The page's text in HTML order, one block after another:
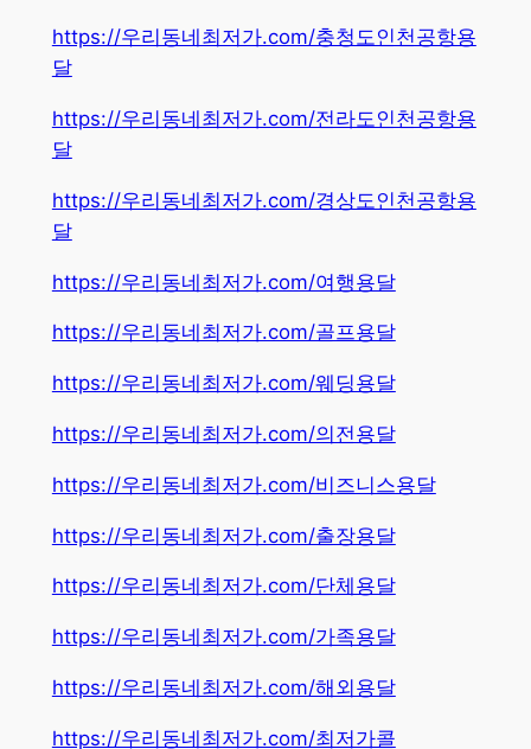
https://우리동네최저가.com/충청도인천공항용
달
https://우리동네최저가.com/전라도인천공항용
달
https://우리동네최저가.com/경상도인천공항용
달
https://우리동네최저가.com/여행용달
https://우리동네최저가.com/골프용달
https://우리동네최저가.com/웨딩용달
https://우리동네최저가.com/의전용달
https://우리동네최저가.com/비즈니스용달
https://우리동네최저가.com/출장용달
https://우리동네최저가.com/단체용달
https://우리동네최저가.com/가족용달
https://우리동네최저가.com/해외용달
https://우리동네최저가.com/최저가콜